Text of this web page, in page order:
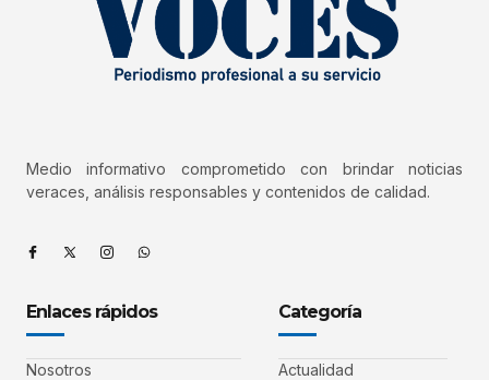
Medio informativo comprometido con brindar noticias
veraces, análisis responsables y contenidos de calidad.
Enlaces rápidos
Nosotros
Categoría
Actualidad